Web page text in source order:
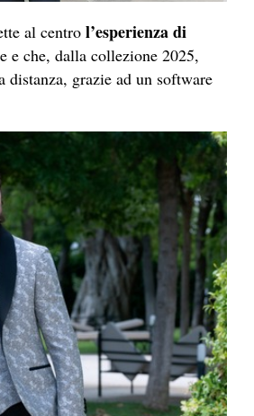
al centro l’esperienza di
e che, dalla collezione 2025,
distanza, grazie ad un software